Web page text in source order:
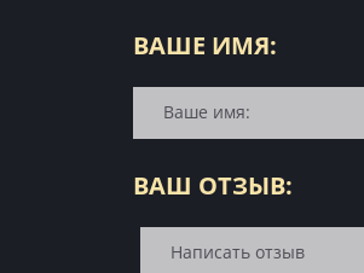
ВАШЕ ИМЯ:
ВАШ ОТЗЫВ: